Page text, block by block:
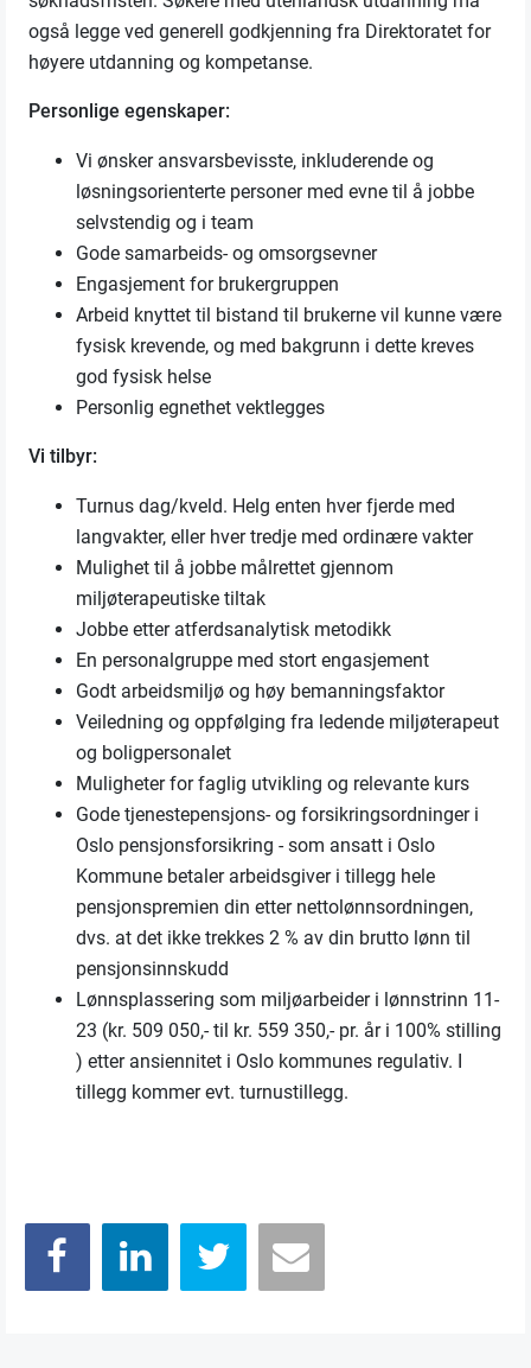
også legge ved generell godkjenning fra Direktoratet for
høyere utdanning og kompetanse.
Personlige egenskaper:
Vi ønsker ansvarsbevisste, inkluderende og
løsningsorienterte personer med evne til å jobbe
selvstendig og i team
Gode samarbeids- og omsorgsevner
Engasjement for brukergruppen
Arbeid knyttet til bistand til brukerne vil kunne være
fysisk krevende, og med bakgrunn i dette kreves
god fysisk helse
Personlig egnethet vektlegges
Vi tilbyr:
Turnus dag/kveld. Helg enten hver fjerde med
langvakter, eller hver tredje med ordinære vakter
Mulighet til å jobbe målrettet gjennom
miljøterapeutiske tiltak
Jobbe etter atferdsanalytisk metodikk
En personalgruppe med stort engasjement
Godt arbeidsmiljø og høy bemanningsfaktor
Veiledning og oppfølging fra ledende miljøterapeut
og boligpersonalet
Muligheter for faglig utvikling og relevante kurs
Gode tjenestepensjons- og forsikringsordninger i
Oslo pensjonsforsikring - som ansatt i Oslo
Kommune betaler arbeidsgiver i tillegg hele
pensjonspremien din etter nettolønnsordningen,
dvs. at det ikke trekkes 2 % av din brutto lønn til
pensjonsinnskudd
Lønnsplassering som miljøarbeider i lønnstrinn 11-
23 (kr. 509 050,- til kr. 559 350,- pr. år i 100% stilling
) etter ansiennitet i Oslo kommunes regulativ. I
tillegg kommer evt. turnustillegg.